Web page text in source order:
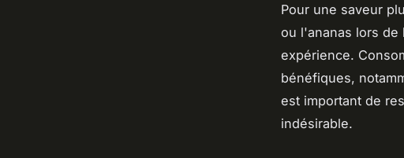
Pour une saveur
ou l'ananas lors
expérience.
bénéfiques,
est important de
indésirable.